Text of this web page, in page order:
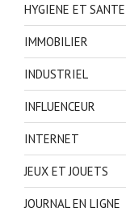
HYGIENE ET SANTE
IMMOBILIER
INDUSTRIEL
INFLUENCEUR
INTERNET
JEUX ET JOUETS
JOURNAL EN LIGNE